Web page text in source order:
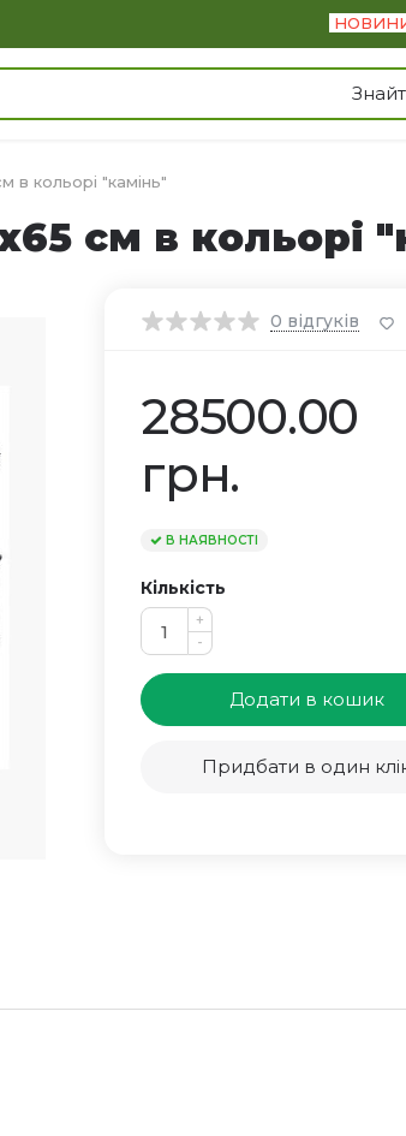
в кольорі "камінь"
см в кольорі
0 відгуків
28500.00
грн.
В НАЯВНОСТІ
Кількість
+
-
Додати в кошик
Придбати в один